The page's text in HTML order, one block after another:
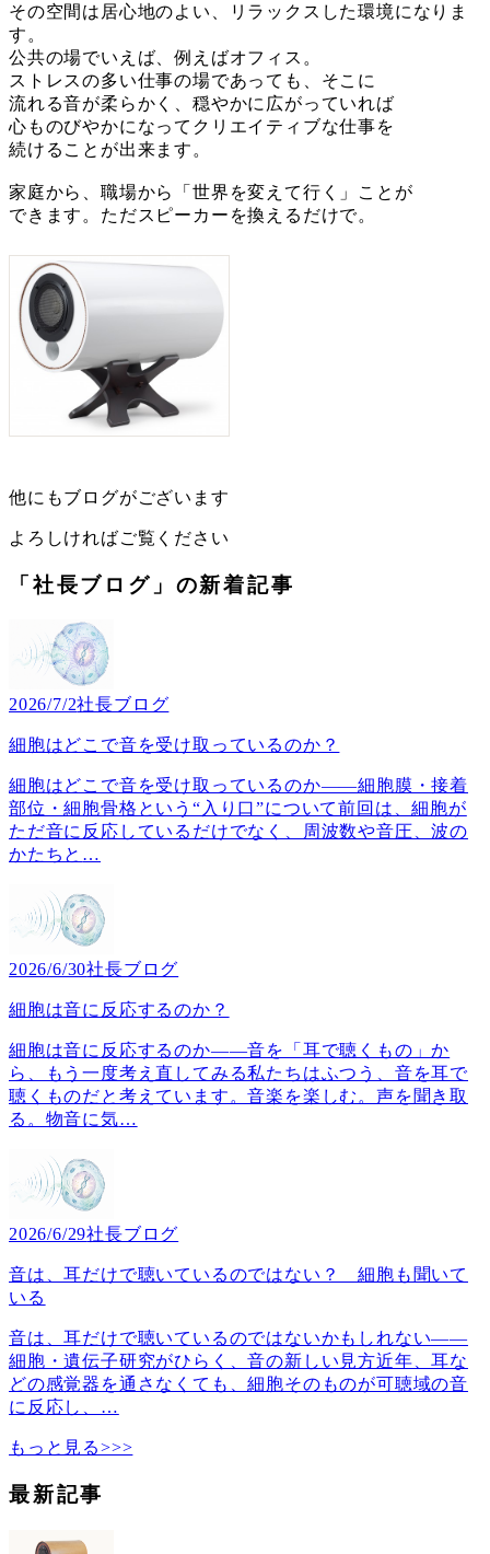
その空間は居心地のよい、リラックスした環境になりま
す。
公共の場でいえば、例えばオフィス。
ストレスの多い仕事の場であっても、そこに
流れる音が柔らかく、穏やかに広がっていれば
心ものびやかになってクリエイティブな仕事を
続けることが出来ます。
家庭から、職場から「世界を変えて行く」ことが
できます。ただスピーカーを換えるだけで。
他にもブログがございます
よろしければご覧ください
「社長ブログ」の新着記事
2026/7/2社長ブログ
細胞はどこで音を受け取っているのか？
細胞はどこで音を受け取っているのか――細胞膜・接着
部位・細胞骨格という“入り口”について前回は、細胞が
ただ音に反応しているだけでなく、周波数や音圧、波の
かたちと …
2026/6/30社長ブログ
細胞は音に反応するのか？
細胞は音に反応するのか――音を「耳で聴くもの」か
ら、もう一度考え直してみる私たちはふつう、音を耳で
聴くものだと考えています。音楽を楽しむ。声を聞き取
る。物音に気…
2026/6/29社長ブログ
音は、耳だけで聴いているのではない？ 細胞も聞いて
いる
音は、耳だけで聴いているのではないかもしれない――
細胞・遺伝子研究がひらく、音の新しい見方近年、耳な
どの感覚器を通さなくても、細胞そのものが可聴域の音
に反応し、 …
もっと見る>>>
最新記事